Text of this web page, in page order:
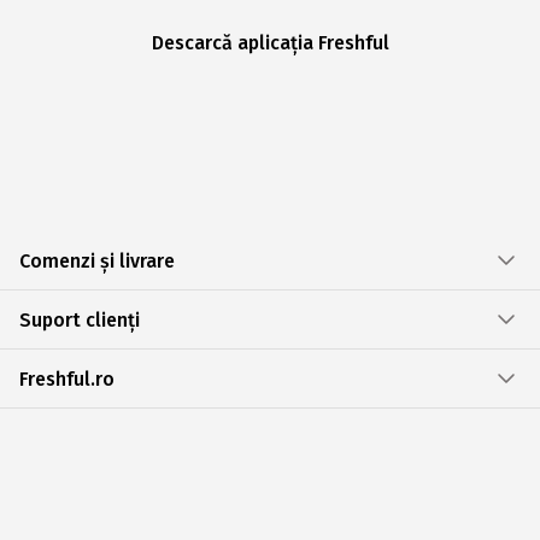
Descarcă aplicația Freshful
Comenzi și livrare
Suport clienți
Freshful.ro